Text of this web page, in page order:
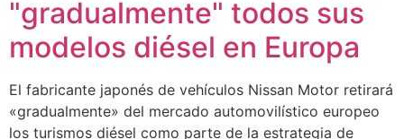
"gradualmente" todos sus
modelos diésel en Europa
El fabricante japonés de vehículos Nissan Motor retirará
«gradualmente» del mercado automovilístico europeo
los turismos diésel como parte de la estrategia de